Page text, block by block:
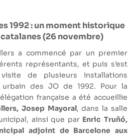
1992 : un moment historique
(26 novembre)
a commencé par un premier
représentants, et puis s’est
de plusieurs installations
urbain des JO de 1992. Pour la
française a été accueillie
Josep Mayoral, dans la salle
ainsi que par Enric Truñó,
adjoint de Barcelone aux